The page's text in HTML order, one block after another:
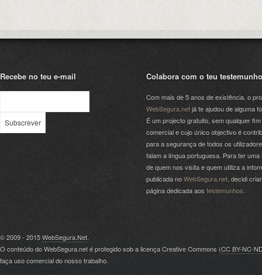
Recebe no teu e-mail Colabora com o teu testemunho
Com mais de 5 anos de existência, o
WebSegura.netjá te ajudou de alguma
É um projecto gratuito, sem qualquer fim
comercial e cujo único objectivo é
para a segurança de todos os
falam a língua portuguesa. Para ter uma
de quem nos visita e quem utiliza a
publicada noWebSegura.net , decidi
página dedicada aos testemunhos
© 2009 - 2015WebSegura.Net.
O conteúdo do WebSegura.net é protegido sob a licença Creative Commons (CC BY-NC-
faça uso comercial do nosso trabalho.